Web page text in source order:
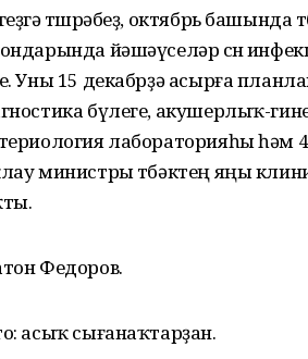
төшөрәбеҙ, октябрь
йәшәүселәр өсөн
Уны 15 декабрҙә асырға
бүлеге, акушерлыҡ-
лабораторияһы һәм
министры төбәктең яңы
Федоров.
асыҡ сығанаҡтарҙан.